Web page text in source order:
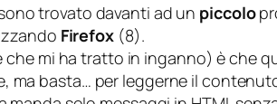
trovato davanti ad un piccolo
Firefox(8).
che mi ha tratto in inganno) è che
ma basta… per leggerne il